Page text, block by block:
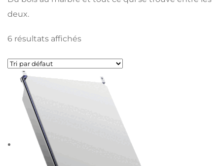
deux.
6 résultats affichés